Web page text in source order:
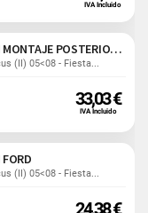
IVA Incluido
MARCO 2DIN CON CAJETIN MONTAJE POSTERIOR FORD
(II) 05<08 - Fiesta...
33,03 €
IVA Incluido
(II) 05<08 - Fiesta...
24,38 €